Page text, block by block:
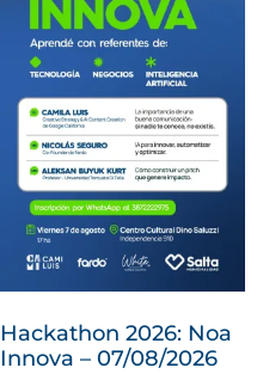
Hackathon 2026: Noa
Innova – 07/08/2026